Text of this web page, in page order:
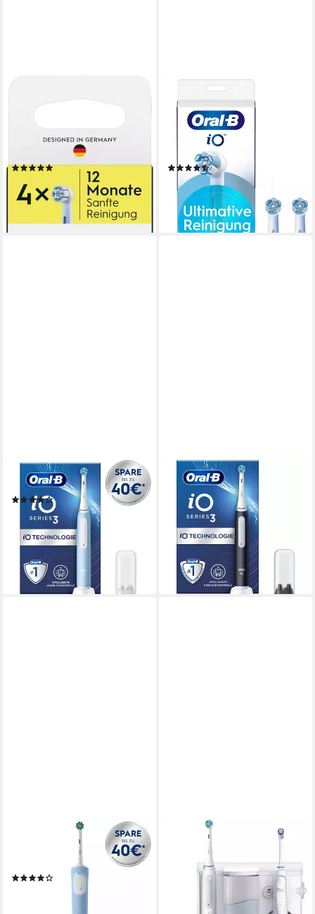
Aufsteckbürsten iO Sanfte
Plaque-Entfernung, für
empfindliches Zahnfleisch
(94)
lieferbar - in 4-5 Werktagen bei dir
Aufsteckbürsten iO Ultimative
Reinigung, für
fortgeschrittene
Tiefenreinigung und Plaque-
Entfernung(160)
ab 27,94 €
lieferbar - in 4-5 Werktagen bei dir
ORAL-B
Elektrische Zahnbürste iO 3
(5)
ab 79,99 €
lieferbar - in 2-3 Werktagen bei dir
ORAL-B
Elektrische Zahnbürste iO
Series 3
1 St. Aufsteckbürsten
Reinigungsprogramme
ab 74,99 €
lieferbar - in 2-3 Werktagen bei dir
Elektrische Zahnbürste
lieferbar - in 5-6 Werktagen bei dir
Elektrische Zahnbürste Health
Center Oxyjet + iO4
281,44 €
lieferbar - in 4-5 Werktagen bei dir